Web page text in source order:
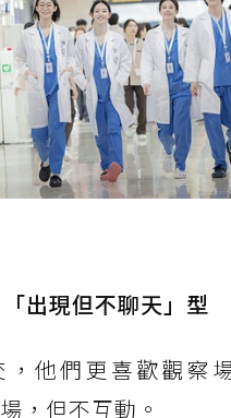
「出現但不聊天」型
，他們更喜歡觀察
，但不互動。